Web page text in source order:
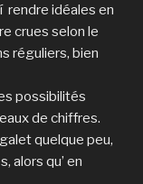
rendre idéales en
crues selon le
réguliers, bien
possibilités
de chiffres.
quelque peu,
alors qu’ en